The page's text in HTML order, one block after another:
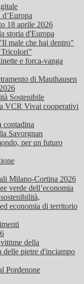
18 aprile 2026
storia d'Europa
male che hai dentro"
e forca-vanga
di Mauthausen
Sostenibile
VCR Vivai cooperativi
contadina
Savorgnan
per un futuro
Milano-Cortina 2026
verde dell’economia
economia di territorio
della
delle pietre d'inciampo
Pordenone